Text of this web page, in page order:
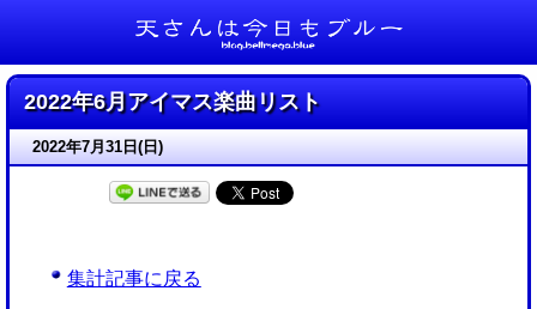
天さんは今日もブルー
2022年6月アイマス楽曲リスト
2022年7月31日(日)
集計記事に戻る